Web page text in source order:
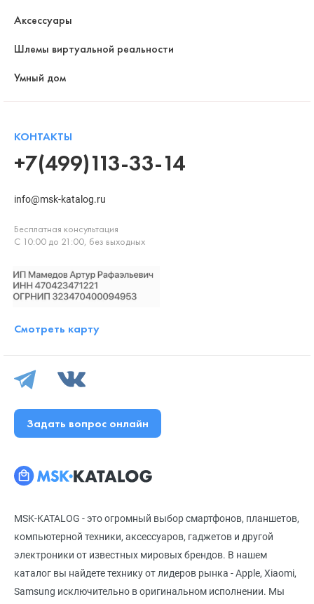
MSK-KATALOG - это огромный выбор смартфонов, планшетов,
компьютерной техники, аксессуаров, гаджетов и другой
электроники от известных мировых брендов. В нашем
каталог вы найдете технику от лидеров рынка - Apple, Xiaomi,
Samsung исключительно в оригинальном исполнении. Мы
Аксессуары
Шлемы виртуальной реальности
Умный дом
КОНТАКТЫ
+7(499)113-33-14
info@msk-katalog.ru
Бесплатная консультация
С 10:00 до 21:00, без выходных
Смотреть карту
Задать вопрос онлайн